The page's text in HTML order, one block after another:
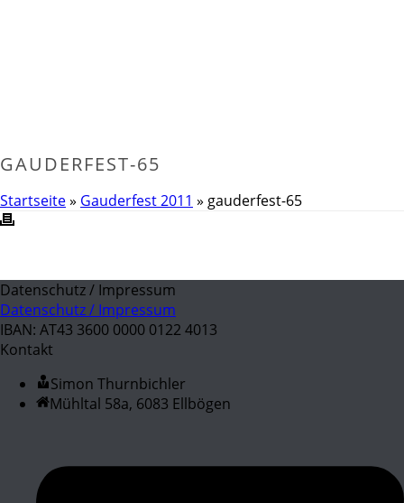
GAUDERFEST-65
Startseite» Gauderfest 2011 » gauderfest-65
Datenschutz / Impressum
Datenschutz / Impressum
IBAN: AT43 3600 0000 0122 4013
Kontakt
Simon Thurnbichler
Mühltal 58a, 6083 Ellbögen